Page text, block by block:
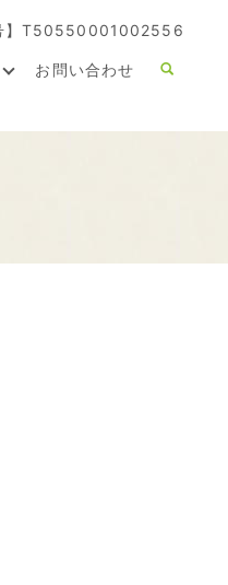
お問い合わせ
】T50550001002556